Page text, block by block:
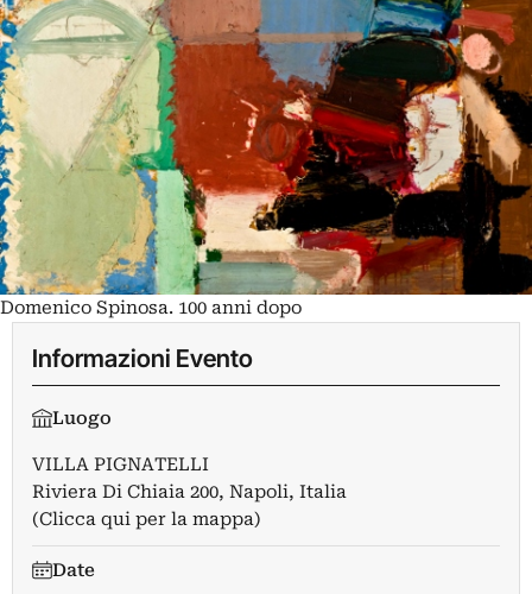
Domenico Spinosa. 100 anni dopo
Informazioni Evento
Luogo
VILLA PIGNATELLI
Riviera Di Chiaia 200, Napoli, Italia
(Clicca qui per la mappa)
Date